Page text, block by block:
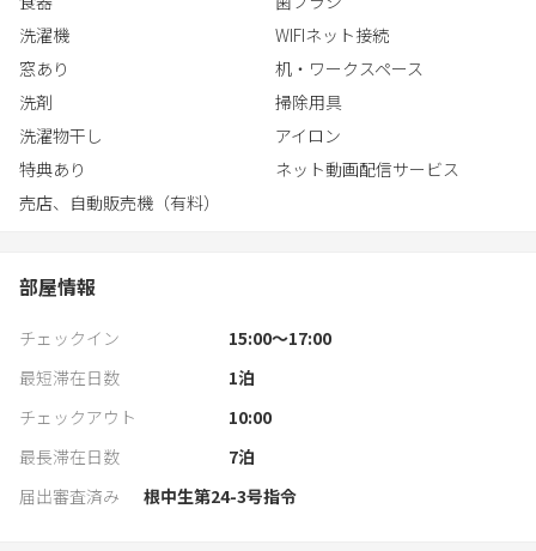
洗濯機
WIFIネット接続
窓あり
机・ワークスペース
洗剤
掃除用具
洗濯物干し
アイロン
特典あり
ネット動画配信サービス
売店、自動販売機（有料）
部屋情報
チェックイン
15:00〜17:00
最短滞在日数
1泊
チェックアウト
10:00
最長滞在日数
7泊
届出審査済み
根中生第24-3号指令